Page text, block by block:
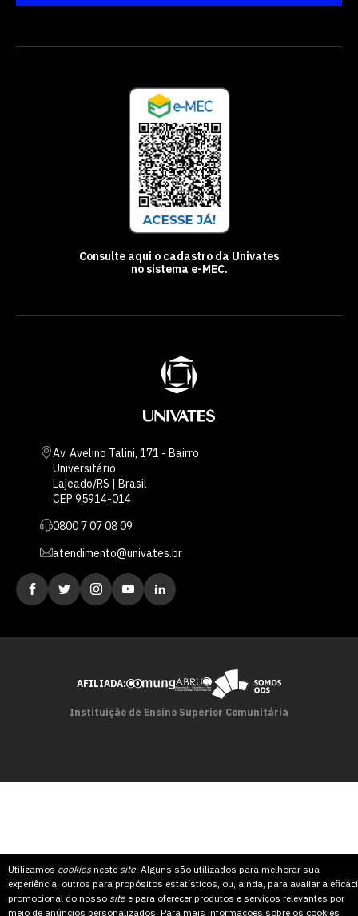
Utilizamos cookiesneste site. Alguns são utilizados para melhorar sua
experiência, outros para propósitos estatísticos, ou, ainda, para avaliar a
promocional do nosso site e para oferecer produtos e serviços relevantes por
meio de anúncios personalizados. Para mais informações sobre os cookies
Consulte aqui o cadastro da Univates
no sistema e-MEC.
Av. Avelino Talini, 171 - Bairro
Universitário
Lajeado/RS | Brasil
CEP 95914-014
0800 7 07 08 09
atendimento@univates.br
AFILIADA:
Instituição de Ensino Superior Comunitária